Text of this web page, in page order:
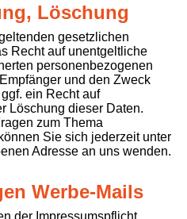
Löschung
gesetzlichen
Recht auf unentgeltliche
personenbezogenen
und den Zweck
ein Recht auf
Löschung dieser Daten.
zum Thema
Sie sich jederzeit unter
Adresse an uns wenden.
Werbe-Mails
der Impressumspflicht